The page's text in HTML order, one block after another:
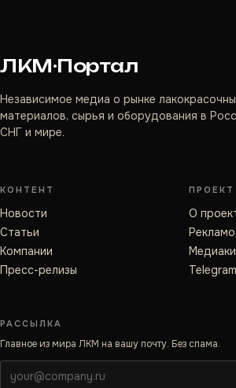
ЛКМ·Портал
Независимое медиа о рынке
материалов, сырья и оборудования в
СНГ и мире.
КОНТЕНТ
Новости
Статьи
Компании
Пресс-релизы
ПРОЕКТ
О
РАССЫЛКА
Главное из мира ЛКМ на вашу почту. Без спама.